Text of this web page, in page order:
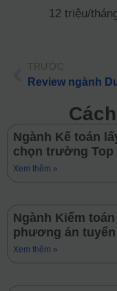
12 triệu/
Ngành Kế toán
chọn trường Top
Xem thêm »
Ngành Kiểm
phương án tuyển
Xem thêm »